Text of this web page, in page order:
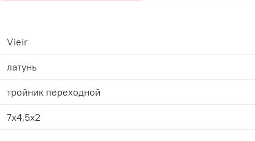
Vieir
латунь
тройник переходной
7x4,5x2